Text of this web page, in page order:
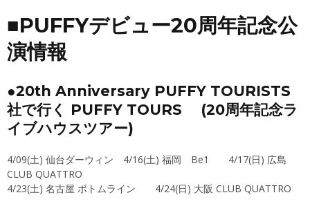
■PUFFYデビュー20周年記念公
演情報
●20th Anniversary PUFFY TOURISTS
社で行く PUFFY TOURS (20周年記念ラ
イブハウスツアー)
4/09(土) 仙台ダーウィン 4/16(土) 福岡 Be1 4/17(日) 広島
CLUB QUATTRO
4/23(土) 名古屋 ボトムライン 4/24(日) 大阪 CLUB QUATTRO